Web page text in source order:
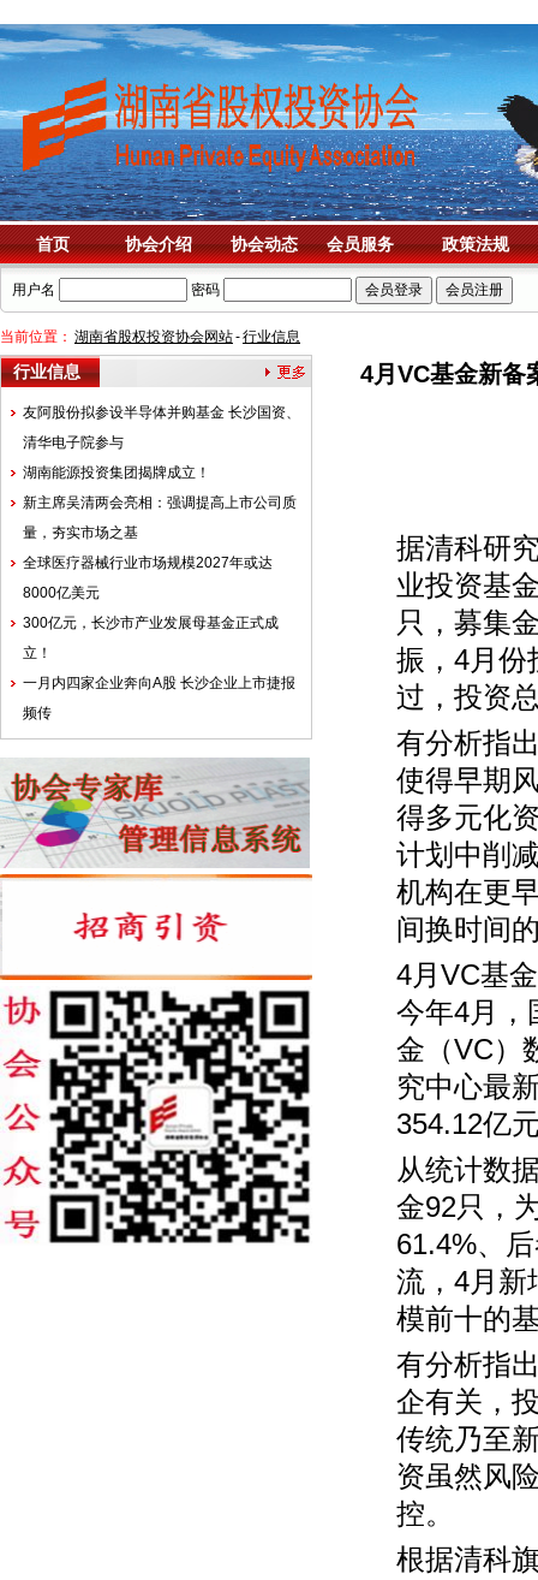
首页 协会介绍 协会动态 会员服务 政策法规
用户名 密码
当前位置： 湖南省股权投资协会网站-行业信息
行业信息
友阿股份拟参设半导体并购基金 长沙国资、
清华电子院参与
湖南能源投资集团揭牌成立！
新主席吴清两会亮相：强调提高上市公司质
量，夯实市场之基
全球医疗器械行业市场规模2027年或达
8000亿美元
300亿元，长沙市产业发展母基金正式成
立！
一月内四家企业奔向A股 长沙企业上市捷报
频传
4月VC基金新备
据清科研
业投资基
只，募集
振，4月份
过，投资
有分析指
使得早期
得多元化
计划中削
机构在更
间换时间
4月VC基
今年4月，
金（VC）
究中心最
354.12亿
从统计数
金92只，
61.4%、
流，4月新
模前十的
有分析指
企有关，
传统乃至
资虽然风
控。
根据清科